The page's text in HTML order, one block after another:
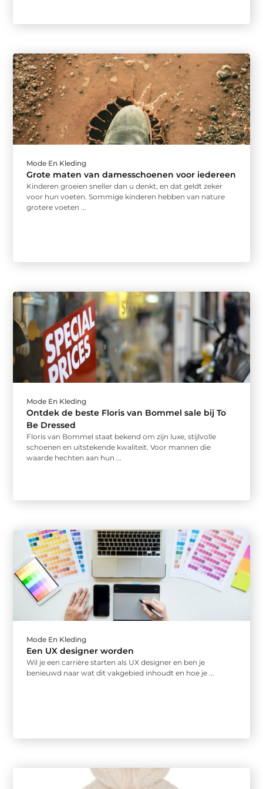
Mode En Kleding
Grote maten van damesschoenen voor iedereen
Kinderen groeien sneller dan u denkt, en dat geldt zeker
voor hun voeten. Sommige kinderen hebben van nature
grotere voeten ...
Mode En Kleding
Ontdek de beste Floris van Bommel sale bij To
Be Dressed
Floris van Bommel staat bekend om zijn luxe, stijlvolle
schoenen en uitstekende kwaliteit. Voor mannen die
waarde hechten aan hun ...
Mode En Kleding
Een UX designer worden
Wil je een carrière starten als UX designer en ben je
benieuwd naar wat dit vakgebied inhoudt en hoe je ...